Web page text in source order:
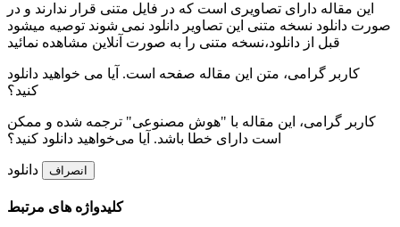
این مقاله دارای تصاویری است که در فایل متنی قرار ندارند و در
صورت دانلود نسخه متنی این تصاویر دانلود نمی شوند توصیه میشود
قبل از دانلود،نسخه متنی را به صورت آنلاین مشاهده نمائید
کاربر گرامی، متن این مقاله صفحه است. آیا می خواهید دانلود
کنید؟
کاربر گرامی، این مقاله با "هوش مصنوعی" ترجمه شده و ممکن
است دارای خطا باشد. آیا می‌خواهید دانلود کنید؟
دانلود انصراف
کلیدواژه های مرتبط